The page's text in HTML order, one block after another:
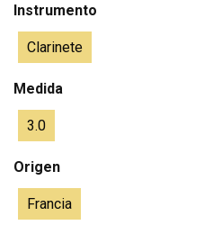
Instrumento
Clarinete
Medida
3.0
Origen
Francia